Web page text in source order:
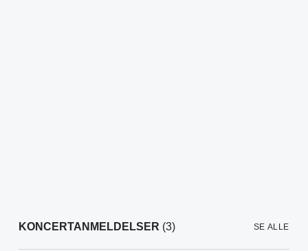
KONCERTANMELDELSER (3) SE ALLE